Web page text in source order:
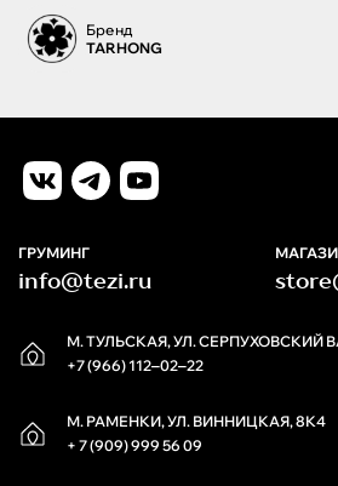
Бренд
TARHONG
М. ТУЛЬСКАЯ, УЛ. СЕРПУХОВСКИЙ
+7 (966) 112‒02‒22
М. РАМЕНКИ, УЛ. ВИННИЦКАЯ, 8К4
+ 7 (909) 999 56 09
ГРУМИНГ
info@tezi.ru